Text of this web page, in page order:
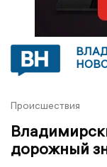
Происшествия
дорожный